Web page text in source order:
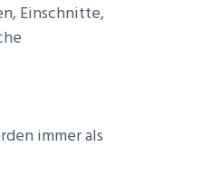
Einschnitte,
immer als